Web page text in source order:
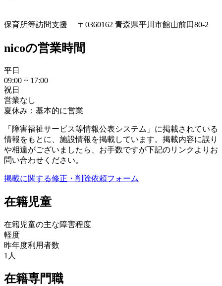
保育所等訪問支援 〒0360162 青森県平川市館山前田80-2
nicoの営業時間
平日
09:00 ~ 17:00
祝日
営業なし
夏休み：基本的に営業
「障害福祉サービス等情報公表システム」に掲載されている
情報をもとに、施設情報を掲載しています。掲載内容に誤り
や相違がございましたら、お手数ですが下記のリンクよりお
問い合わせください。
掲載に関する修正・削除依頼フォーム
在籍児童
在籍児童の主な障害程度
軽度
昨年度利用者数
1人
在籍専門職